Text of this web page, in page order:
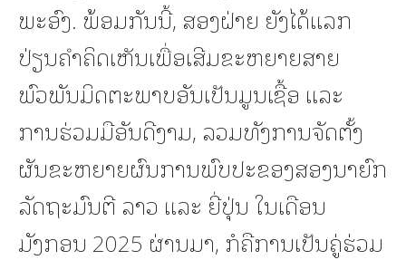
ພະອົງ. ພ້ອມກັນນີ້, ສອງຝ່າຍ ຍັງໄດ້ແລກ
ປ່ຽນຄໍາຄິດເຫັນເພື່ອເສີມຂະຫຍາຍສາຍ
ພົວພັນມິດຕະພາບອັນເປັນມູນເຊື້ອ ແລະ
ການຮ່ວມມືອັນດີງາມ, ລວມທັງການຈັດຕັ້ງ
ຜັນຂະຫຍາຍຜົນການພົບປະຂອງສອງນາຍົກ
ລັດຖະມົນຕີ ລາວ ແລະ ຍີ່ປຸ່ນ ໃນເດືອນ
ມັງກອນ 2025 ຜ່ານມາ, ກໍຄືການເປັນຄູ່ຮ່ວມ